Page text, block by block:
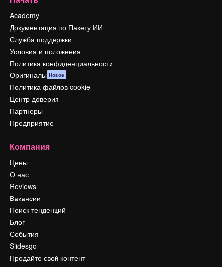
Academy
Документация по Пакету ИИ
Служба поддержки
Условия и положения
Политика конфиденциальности
Оригиналы Новое
Политика файлов cookie
Центр доверия
Партнеры
Предприятие
Компания
Цены
О нас
Reviews
Вакансии
Поиск тенденций
Блог
События
Slidesgo
Продайте свой контент